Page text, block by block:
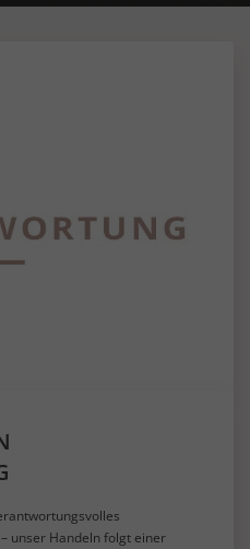
unser Handeln folgt einer